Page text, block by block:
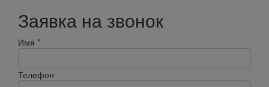
Заявка на звонок
Имя *
Телефон